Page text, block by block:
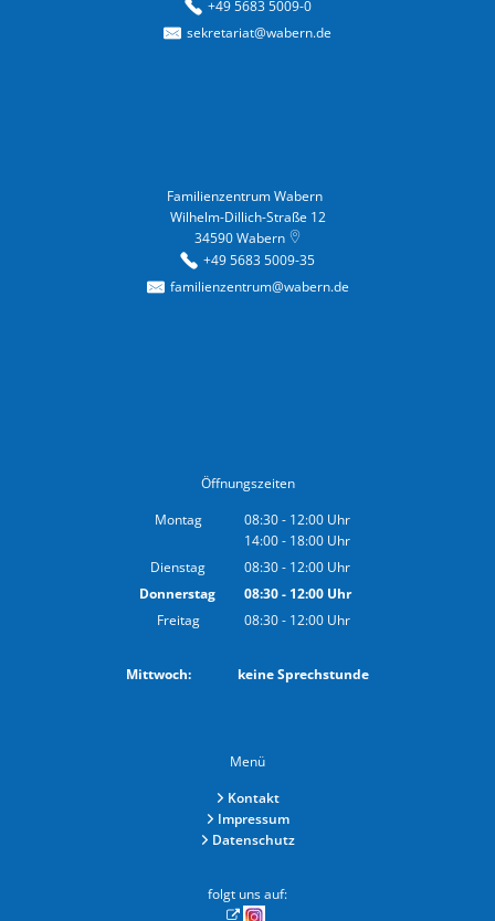
+49 5683 5009-0
sekretariat@wabern.de
Familienzentrum Wabern
Wilhelm-Dillich-Straße 12
34590 Wabern
+49 5683 5009-35
familienzentrum@wabern.de
Öffnungszeiten
Montag
08:30- 12:00 Uhr
Von 08:30 bis 12:00 Uhr
14:00- 18:00 Uhr
Von 14:00 bis 18:00 Uhr
Dienstag 08:30- 12:00 Uhr
Von 08:30 bis 12:00 Uhr
Donnerstag 08:30- 12:00Uhr
Von 08:30 bis 12:00 Uhr
Freitag 08:30- 12:00 Uhr
Mittwoch: keine Sprechstunde
Menü
Kontakt
Impressum
Datenschutz
folgt uns auf: